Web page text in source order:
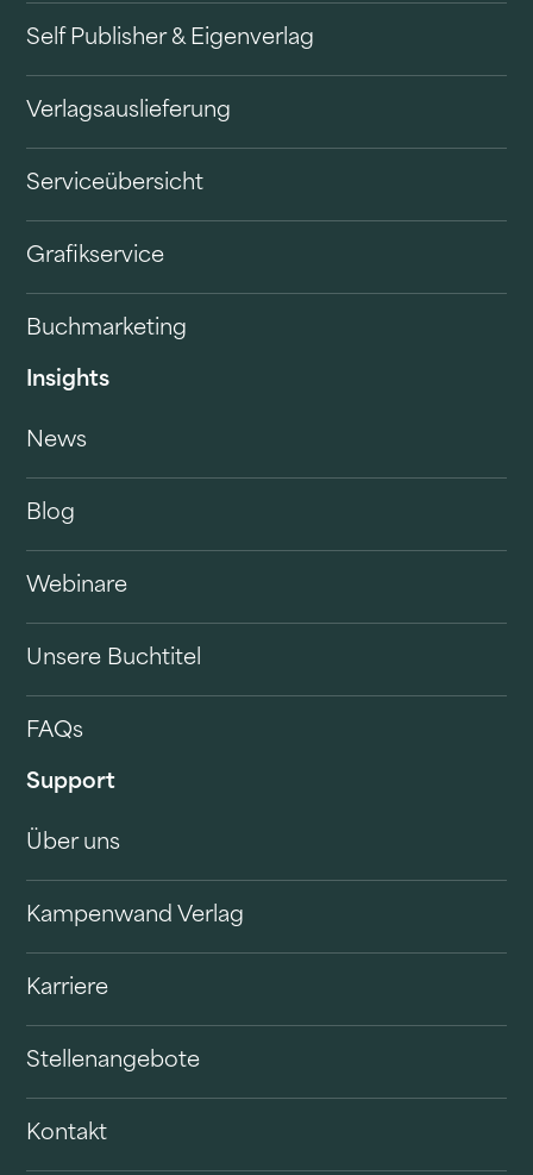
Self Publisher & Eigenverlag
Verlagsauslieferung
Serviceübersicht
Grafikservice
Buchmarketing
Insights
News
Blog
Webinare
Unsere Buchtitel
FAQs
Support
Über uns
Kampenwand Verlag
Karriere
Stellenangebote
Kontakt